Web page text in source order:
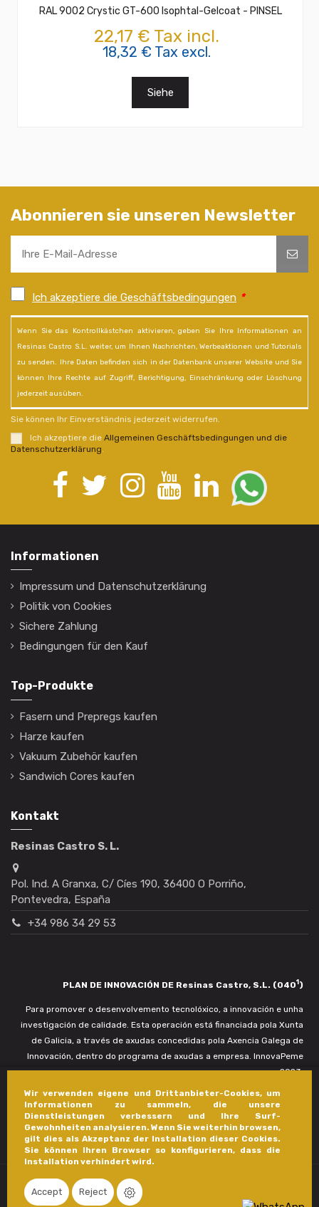
Wir verwenden eigene und Drittanbieter-Cookies, um
Informationen zu sammeln, die unsere
Dienstleistungen verbessern und Ihre Surf-
Gewohnheiten analysieren. Wenn Sie weiterhin browsen,
gilt dies als Akzeptanz der Installation dieser Cookies.
Sie können Ihren Browser so konfigurieren, dass die
Installation verhindert wird.
Accept Reject
RAL 9002 Crystic GT-600 Isophtal-Gelcoat - PINSEL
22,17 € Tax incl.
18,32 € Tax excl.
Siehe
Abonnieren sie unseren Newsletter
Ich akzeptiere die Geschäftsbedingungen *
Wenn Sie das Kontrollkästchen aktivieren, geben Sie Ihre Informationen an
Resinas Castro S.L. weiter, um Ihnen Nachrichten, Werbeaktionen und Tutorials
zu senden. Ihre Daten befinden sich in der Datenbank unserer Website und Sie
können Ihre Rechte auf Zugriff, Berichtigung, Einschränkung oder Löschung
jederzeit ausüben.
Sie können Ihr Einverständnis jederzeit widerrufen.
Ich akzeptiere die Allgemeinen Geschäftsbedingungen und die
Datenschutzerklärung.
Informationen
Impressum und Datenschutzerklärung
Politik von Cookies
Sichere Zahlung
Bedingungen für den Kauf
Top-Produkte
Fasern und Prepregs kaufen
Harze kaufen
Vakuum Zubehör kaufen
Sandwich Cores kaufen
Kontakt
Resinas Castro S. L.
Pol. Ind. A Granxa, C/ Cíes 190, 36400 O Porriño,
Pontevedra, España
+34 986 34 29 53
PLAN DE INNOVACIÓN DE Resinas Castro, S.L. (0401)
Para promover o desenvolvemento tecnolóxico, a innovación e unha
investigación de calidade. Esta operación está financiada pola Xunta
de Galicia, a través de axudas concedidas pola Axencia Galega de
Innovación, dentro do programa de axudas a empresa. InnovaPeme
2023.